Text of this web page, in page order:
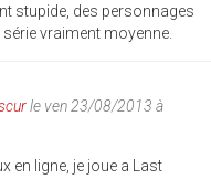
stupide, des personnages
vraiment moyenne.
le ven 23/08/2013 à
en ligne, je joue a Last